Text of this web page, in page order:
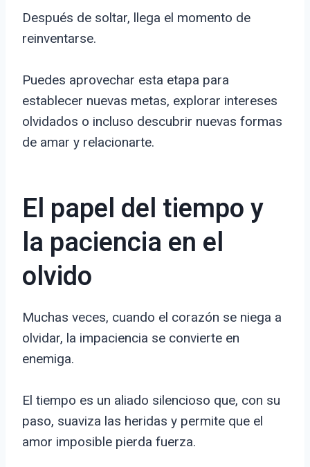
Después de soltar, llega el momento de
reinventarse.
Puedes aprovechar esta etapa para
establecer nuevas metas, explorar intereses
olvidados o incluso descubrir nuevas formas
de amar y relacionarte.
El papel del tiempo y
la paciencia en el
olvido
Muchas veces, cuando el corazón se niega a
olvidar, la impaciencia se convierte en
enemiga.
El tiempo es un aliado silencioso que, con su
paso, suaviza las heridas y permite que el
amor imposible pierda fuerza.